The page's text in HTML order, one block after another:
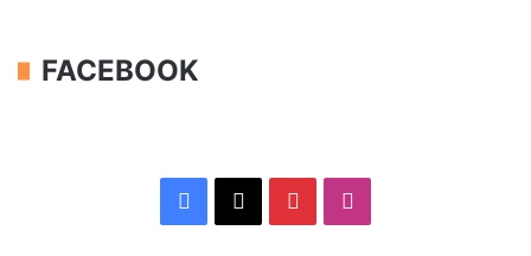
FACEBOOK
Facebook
X Pinterest